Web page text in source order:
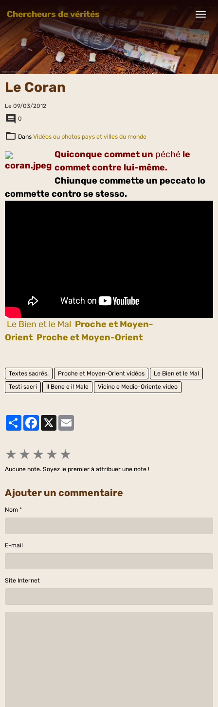
Chercheurs de vérités
Le Coran
Le 09/03/2012
0
Dans Vidéos ou photos pays et villes du monde
Quiconque commet un péché le
commet contre lui-même.
Chiunque commette un peccato lo
commette contro se stesso.
Le Bien et le Mal Proche et Moyen-
Orient Proche et Moyen-Orient
Textes sacrés. Proche et Moyen-Orient vidéos
Le Bien et le Mal
Testi sacri
Il Bene e il Male Vicino e Medio-Oriente video
PartagerFacebook
★ ★ ★ ★ ★
Aucune note. Soyez le premier à attribuer une note !
Ajouter un commentaire
Nom
E-mail
Site Internet